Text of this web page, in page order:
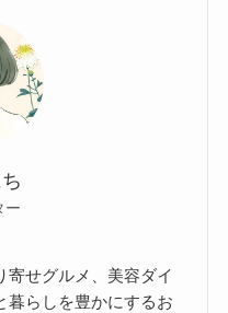
ー
寄せグルメ、美容ダイ
暮らしを豊かにするお